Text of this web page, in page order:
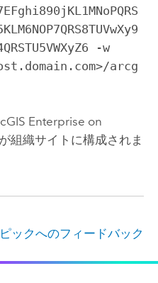
-w
arcg
Enterprise on
組織サイトに構成されま
ックへのフィードバック